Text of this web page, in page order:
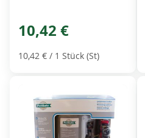
10,42 €
10,42 € / 1 Stück (St)